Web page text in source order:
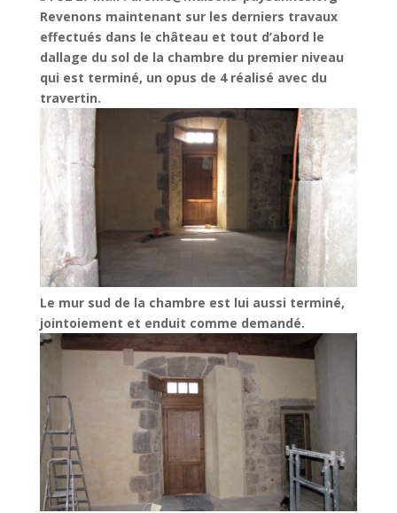
Revenons maintenant sur les derniers travaux
effectués dans le château et tout d’abord le
dallage du sol de la chambre du premier niveau
qui est terminé, un opus de 4 réalisé avec du
travertin.
Le mur sud de la chambre est lui aussi terminé,
jointoiement et enduit comme demandé.